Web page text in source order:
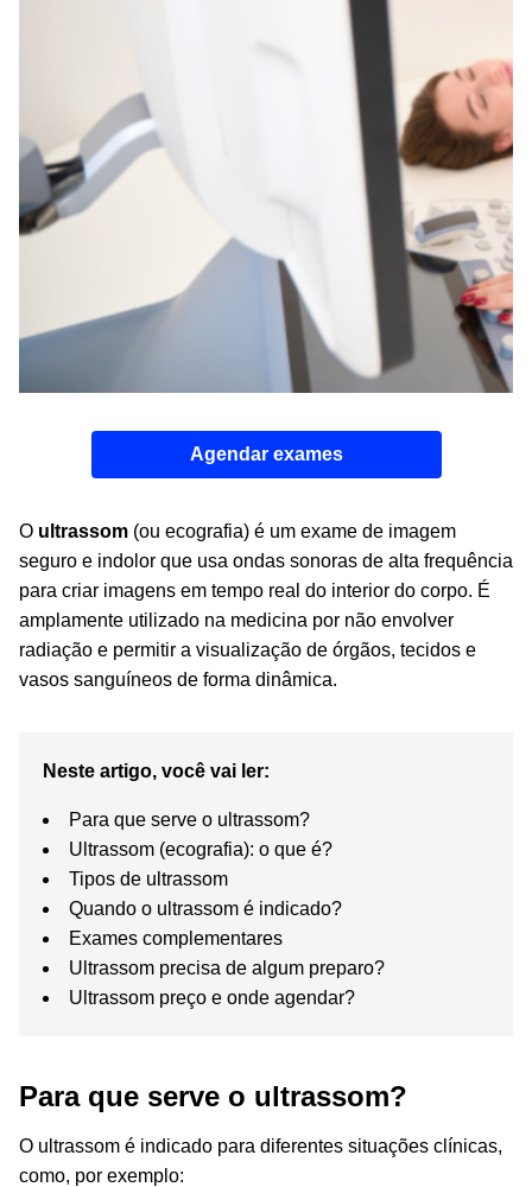
Agendar exames
O ultrassom (ou ecografia) é um exame de imagem
seguro e indolor que usa ondas sonoras de alta frequência
para criar imagens em tempo real do interior do corpo. É
amplamente utilizado na medicina por não envolver
radiação e permitir a visualização de órgãos, tecidos e
vasos sanguíneos de forma dinâmica.
Neste artigo, você vai ler:
Para que serve o ultrassom?
Ultrassom (ecografia): o que é?
Tipos de ultrassom
Quando o ultrassom é indicado?
Exames complementares
Ultrassom precisa de algum preparo?
Ultrassom preço e onde agendar?
Para que serve o ultrassom?
O ultrassom é indicado para diferentes situações clínicas,
como, por exemplo: